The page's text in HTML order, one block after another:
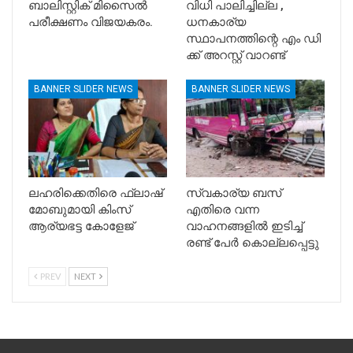
ബാലിസ്റ്റിക് മിസൈൽ
പരീക്ഷണം വിജയകരം.
വിധി പാലിച്ചില്ല ,
ധനകാര്യ
സ്ഥാപനത്തിന്റെ എം ഡി
ക്ക് അറസ്റ്റ് വാറണ്ട്
BANNER SLIDER NEWS
ലഹരിക്കെതിരെ ഫ്ലാഷ്
മോബുമായി കിംസ്
ആര്യഭട്ട കോളേജ്
BANNER SLIDER NEWS
സ്വകാര്യ ബസ്
എതിരെ വന്ന
വാഹനങ്ങളിൽ ഇടിച്ച്
രണ്ട് പേർ കൊല്ലപ്പെട്ടു
PREV NEXT